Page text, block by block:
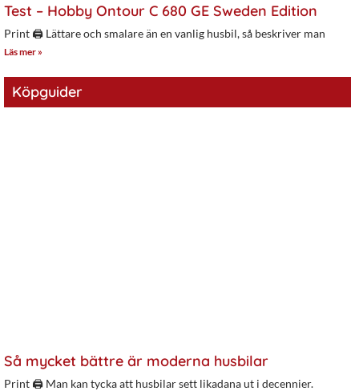
Test – Hobby Ontour C 680 GE Sweden Edition
Print 🖨 Lättare och smalare än en vanlig husbil, så beskriver man
Läs mer »
Köpguider
Så mycket bättre är moderna husbilar
Print 🖨 Man kan tycka att husbilar sett likadana ut i decennier.